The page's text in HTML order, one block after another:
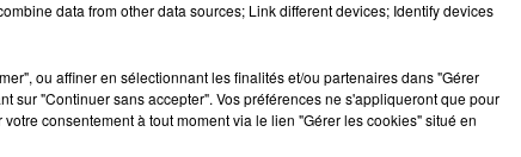
JEUX
data from other data sources; Link different devices; Identify devices
ou affiner en sélectionnant les finalités et/ou partenaires dans "Gérer
sur "Continuer sans accepter". Vos préférences ne s'appliqueront que pour
consentement à tout moment via le lien "Gérer les cookies" situé en